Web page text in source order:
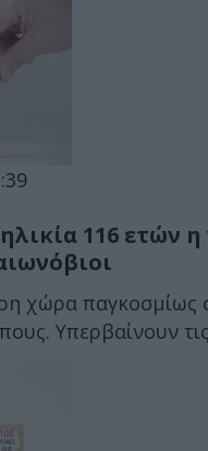
116 ετών
χώρα παγκοσμίως
Υπερβαίνουν